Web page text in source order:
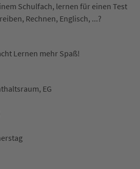
Schulfach, lernen für einen Test
Rechnen, Englisch, ...?
Lernen mehr Spaß!
EG